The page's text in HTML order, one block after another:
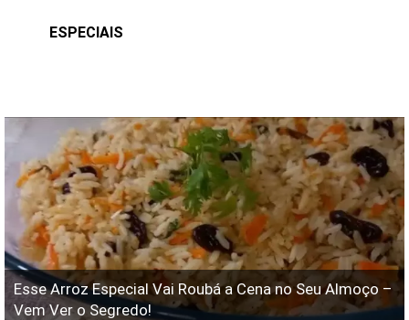
ESPECIAIS
Esse Arroz Especial Vai Roubá a Cena no Seu Almoço –
Vem Ver o Segredo!